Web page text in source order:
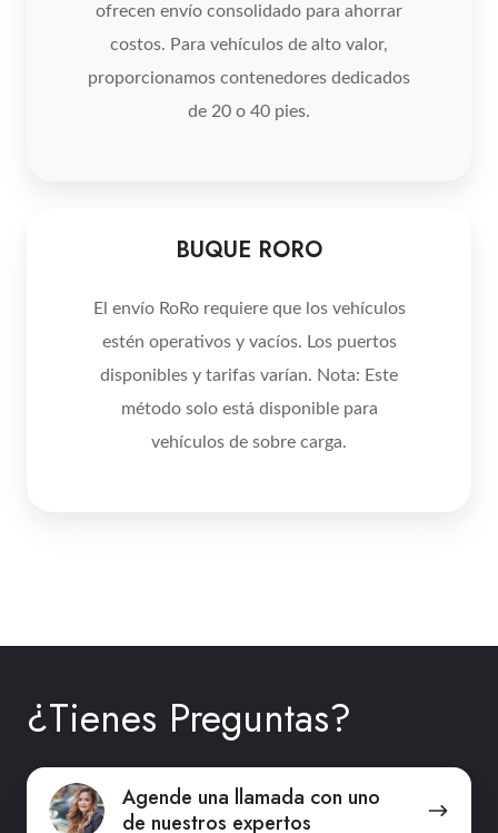
ofrecen envío consolidado para ahorrar
costos. Para vehículos de alto valor,
proporcionamos contenedores dedicados
de 20 o 40 pies.
BUQUE RORO
El envío RoRo requiere que los vehículos
estén operativos y vacíos. Los puertos
disponibles y tarifas varían. Nota: Este
método solo está disponible para
vehículos de sobre carga.
RORO
¿Tienes Preguntas?
Agende una llamada con uno
de nuestros expertos
Agende
una